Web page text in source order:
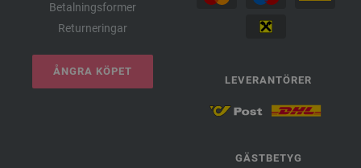
Betalningsformer
Returneringar
ÅNGRA KÖPET
LEVERANTÖRER
GÄSTBETYG